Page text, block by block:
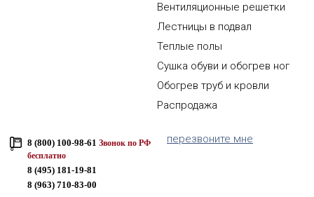
Вентиляционные решетки
Лестницы в подвал
Теплые полы
Сушка обуви и обогрев ног
Обогрев труб и кровли
Распродажа
8 (800) 100-98-61 Звонок по РФ
бесплатно
8 (495) 181-19-81
8 (963) 710-83-00
перезвоните мне